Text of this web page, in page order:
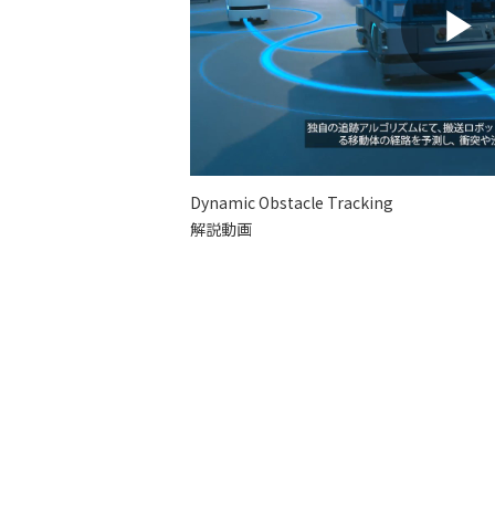
Dynamic Obstacle Tracking
解説動画